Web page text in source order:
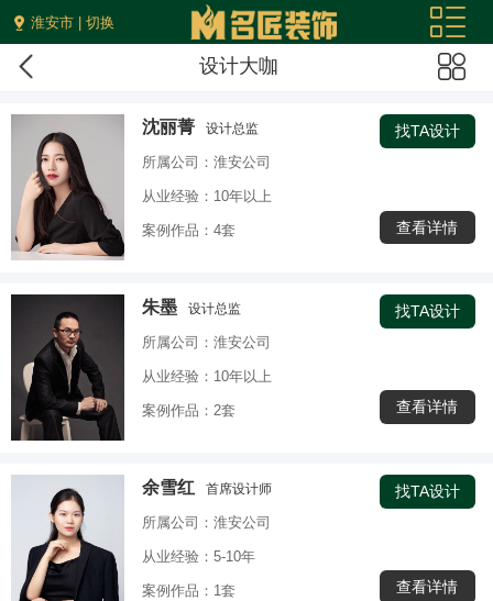
淮安市 | 切换
设计大咖
沈丽菁 设计总监
所属公司：淮安公司
从业经验：10年以上
案例作品：4套
找TA设计
查看详情
朱墨 设计总监
所属公司：淮安公司
从业经验：10年以上
案例作品：2套
找TA设计
查看详情
余雪红 首席设计师
所属公司：淮安公司
从业经验：5-10年
案例作品：1套
找TA设计
查看详情